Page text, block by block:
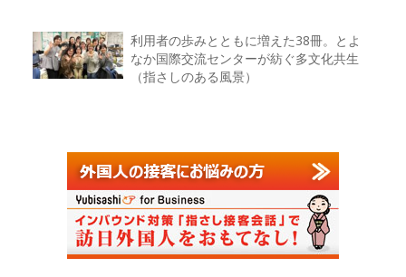
利用者の歩みとともに増えた38冊。とよ
なか国際交流センターが紡ぐ多文化共生
（指さしのある風景）